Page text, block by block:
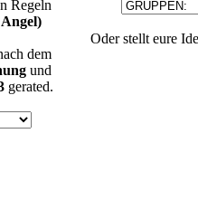
Regeln
dem
und
gerated.
Oder stellt eure